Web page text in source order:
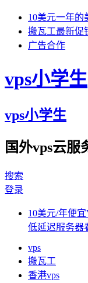
10美元一年的
搬瓦工最新促
广告合作
vps小学生
vps小学生
国外vps云
搜索
登录
10美元/年便
低延迟服务器
vps
搬瓦工
香港vps